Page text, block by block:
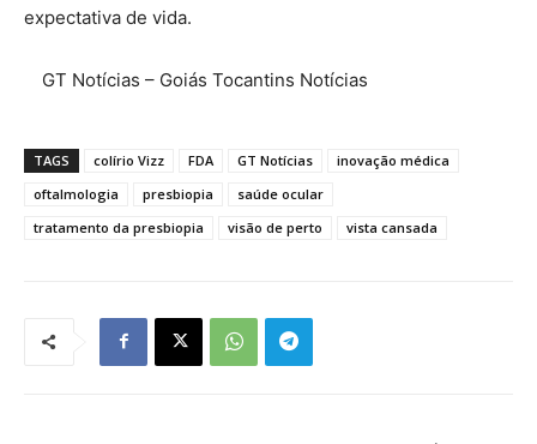
expectativa de vida.
GT Notícias – Goiás Tocantins Notícias
TAGS colírio Vizz FDA GT Notícias
inovação médica
oftalmologia
presbiopia
saúde ocular
tratamento da presbiopia
visão de perto vista cansada